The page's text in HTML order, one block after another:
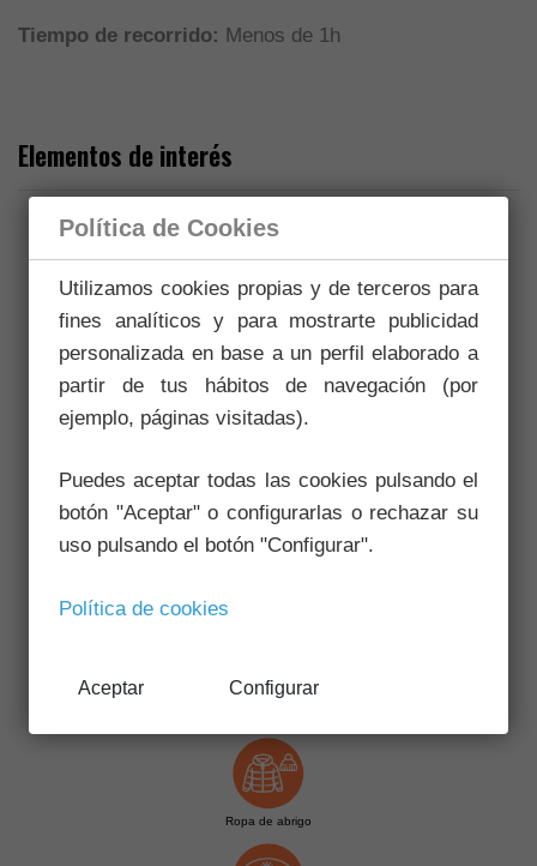
Tiempo de recorrido: Menos de 1h
Elementos de interés
Áreas de descanso
Fuentes y manantiales
Restos etnográficos
Ropa de abrigo
Política de Cookies
Utilizamos cookies propias y de terceros para
fines analíticos y para mostrarte publicidad
personalizada en base a un perfil elaborado a
partir de tus hábitos de navegación (por
ejemplo, páginas visitadas).
Puedes aceptar todas las cookies pulsando el
botón "Aceptar" o configurarlas o rechazar su
uso pulsando el botón "Configurar".
Política de cookies
Aceptar Configurar